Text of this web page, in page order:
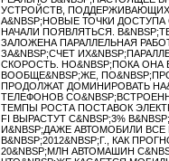
УСТРОЙСТВ, ПОДДЕРЖИВАЮЩИХ
А&NBSP;НОВЫЕ ТОЧКИ
НАЧАЛИ ПОЯВЛЯТЬСЯ.
ЗАЛОЖЕНА ПАРАЛЛЕЛЬНАЯ
ЗА&NBSP;СЧЕТ
СКОРОСТЬ. НО&NBSP;ПОКА ОНА
ВООБЩЕ&NBSP;ЖЕ,
ПРОДОЛЖАТ ДОМИНИРОВАТЬ
ТЕЛЕФОНОВ
ТЕМПЫ РОСТА ПОСТАВОК
FI ВЫРАСТУТ С&NBSP;3%
И&NBSP;ДАЖЕ АВТОМОБИЛИ
В&NBSP;2012&NBSP;Г., КАК
20&NBSP;МЛН АВТОМАШИН